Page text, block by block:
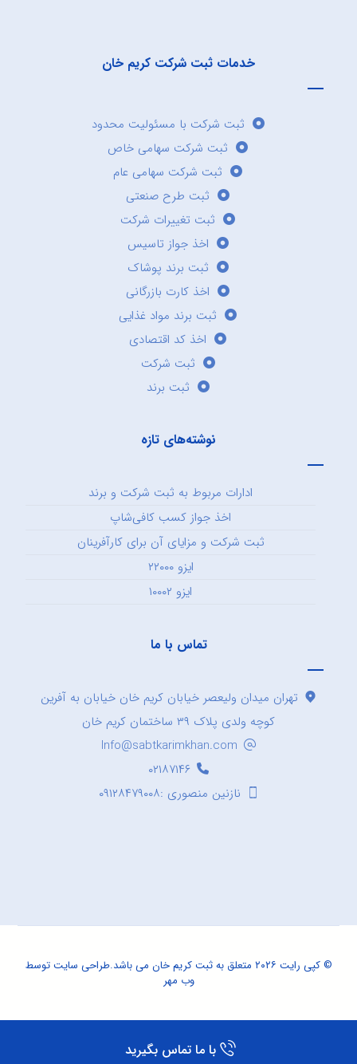
خدمات ثبت شرکت کریم خان
ثبت شرکت با مسئولیت محدود
ثبت شرکت سهامی خاص
ثبت شرکت سهامی عام
ثبت طرح صنعتی
ثبت تغییرات شرکت
اخذ جواز تاسیس
ثبت برند پوشاک
اخذ کارت بازرگانی
ثبت برند مواد غذایی
اخذ کد اقتصادی
ثبت شرکت
ثبت برند
نوشته‌های تازه
ادارات مربوط به ثبت شرکت و برند
اخذ جواز کسب کافی‌شاپ
ثبت شرکت و مزایای آن برای کارآفرینان
ایزو ۲۲۰۰۰
ایزو ۱۰۰۰۲
تماس با ما
تهران میدان ولیعصر خیابان کریم خان خیابان به آفرین
کوچه ولدی پلاک ۳۹ ساختمان کریم خان
Info@sabtkarimkhan.com
۰۲۱۸۷۱۴۶
نازنین منصوری :۰۹۱۲۸۴۷۹۰۰۸
© کپی رایت ۲۰۲۶ متعلق به ثبت کریم خان می باشد. طراحی سایتتوسط
وب مهر
با ما تماس بگیرید